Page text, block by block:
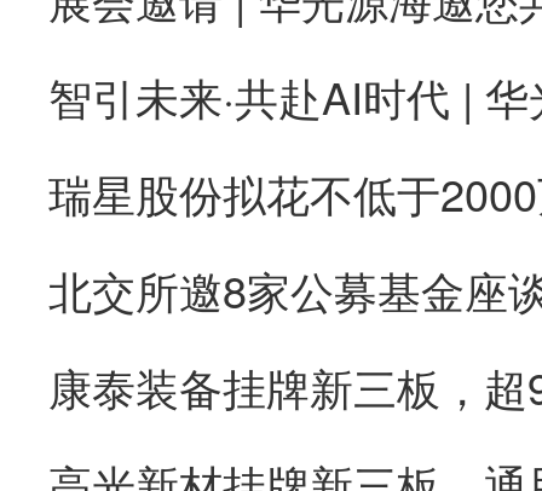
康泰装备挂牌新三板，